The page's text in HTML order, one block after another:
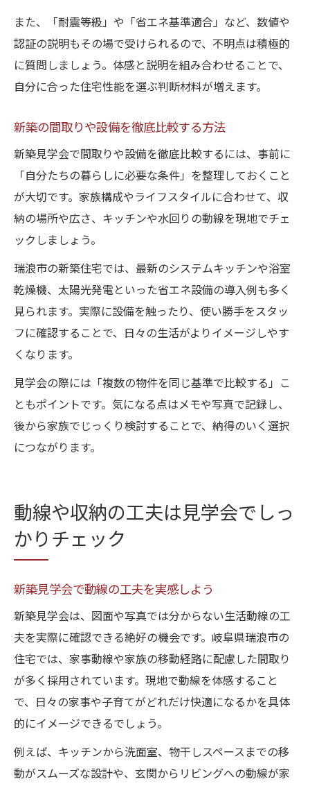
また、「耐震等級」や「省エネ基準適合」など、数値や
認証の説明もその場で受けられるので、不明点は積極的
に質問しましょう。体感と説明を組み合わせることで、
自分に合った住宅性能を選ぶ判断材料が増えます。
新築の間取りや設備を徹底比較する方法
新築見学会で間取りや設備を徹底比較するには、事前に
「自分たちの暮らしに必要な条件」を整理しておくこと
が大切です。家族構成やライフスタイルに合わせて、収
納の場所や広さ、キッチンや水回りの動線を現地でチェ
ックしましょう。
瑞浪市の新築住宅では、最新のシステムキッチンや浴室
乾燥機、太陽光発電といった省エネ設備の導入例も多く
見られます。実際に設備を触ったり、使い勝手をスタッ
フに確認することで、日々の生活がよりイメージしやす
くなります。
見学会の際には「複数の物件を同じ基準で比較する」こ
ともポイントです。気になる点はメモや写真で記録し、
後から家族でじっくり検討することで、納得のいく選択
につながります。
動線や収納の工夫は見学会でしっ
かりチェック
新築見学会で動線の工夫を実感しよう
新築見学会は、図面や写真では分からない生活動線の工
夫を実際に確認できる絶好の機会です。岐阜県瑞浪市の
住宅では、家事動線や家族の移動経路に配慮した間取り
が多く採用されています。現地で動線を体感すること
で、日々の家事や子育てがどれだけ快適になるかを具体
的にイメージできるでしょう。
例えば、キッチンから洗面室、物干しスペースまでの移
動がスムーズな設計や、玄関からリビングへの動線が家